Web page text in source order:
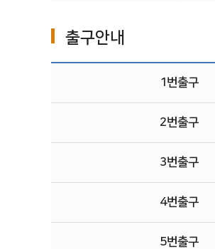
출구안내
1번출구
2번출구
3번출구
4번출구
5번출구